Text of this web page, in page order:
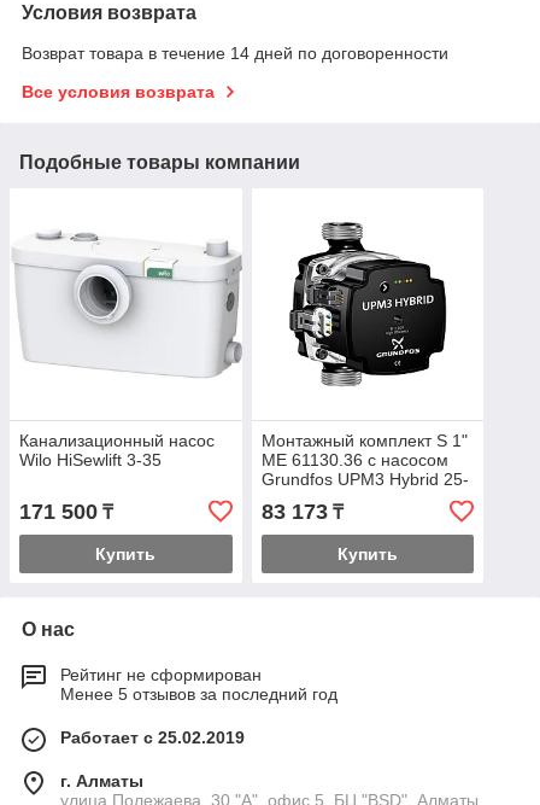
Условия возврата
Возврат товара в течение 14 дней по договоренности
Все условия возврата
Подобные товары компании
Канализационный насос
Wilo HiSewlift 3-35
171 500 ₸
Купить
Монтажный комплект S 1"
ME 61130.36 с насосом
Grundfos UPM3 Hybrid 25-
83 173₸
Купить
О нас
Рейтинг не сформирован
Менее 5 отзывов за последний год
Работает с 25.02.2019
г. Алматы
улица Полежаева, 30 "А", офис 5, БЦ "BSD", Алматы,